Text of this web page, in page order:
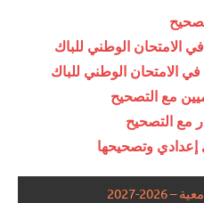
الامتحان الوطني للباك
في الامتحان الوطني للباك
مع التصحيح
مع التصحيح
إعدادي وتصحيحها
2027